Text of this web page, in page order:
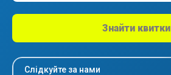
Знайти квитки
Слідкуйте за нами